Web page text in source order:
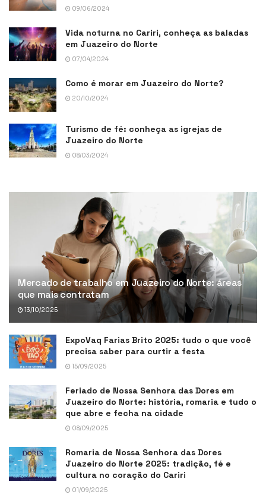
09/06/2024
Vida noturna no Cariri, conheça as baladas
em Juazeiro do Norte
07/04/2024
Como é morar em Juazeiro do Norte?
20/10/2024
Turismo de fé: conheça as igrejas de
Juazeiro do Norte
08/03/2024
Mercado de trabalho em Juazeiro do Norte: áreas
que mais contratam
13/10/2025
ExpoVaq Farias Brito 2025: tudo o que você
precisa saber para curtir a festa
15/09/2025
Feriado de Nossa Senhora das Dores em
Juazeiro do Norte: história, romaria e tudo o
que abre e fecha na cidade
08/09/2025
Romaria de Nossa Senhora das Dores
Juazeiro do Norte 2025: tradição, fé e
cultura no coração do Cariri
01/09/2025